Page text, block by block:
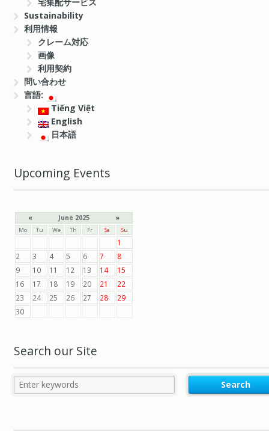
宅集配サービス
Sustainability
利用情報
クレーム対応
画像
利用契約
問い合わせ
言語:
Tiếng Việt
English
日本語
Upcoming Events
« June 2025 »
Mo Tu We Th Fr Sa Su
1
2
3 4 5 6 7
8
9
10 11 12 13 14
15
16
17 18 19 20 21
22
23
24 25 26 27 28
29
30
Search our Site